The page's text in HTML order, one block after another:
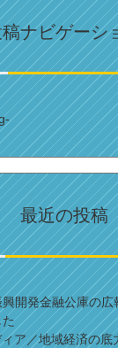
ナビゲーシ
最近の投稿
開発金融公庫の
た
ィア／地域経済の